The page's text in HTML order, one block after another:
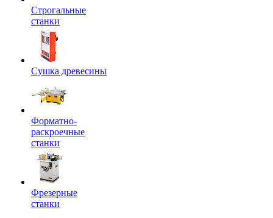
Строгальные
станки
Сушка древесины
Форматно-
раскроечные
станки
Фрезерные
станки